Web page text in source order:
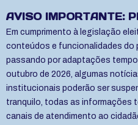
AVISO IMPORTANTE:
Em cumprimento à legislação
conteúdos e funcionalidades do
passando por adaptações
outubro de 2026, algumas
institucionais poderão ser
tranquilo, todas as informações
canais de atendimento ao